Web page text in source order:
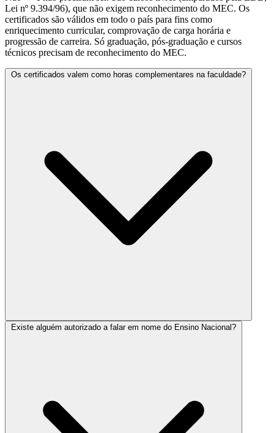
Lei nº 9.394/96), que não exigem reconhecimento do MEC. Os
certificados são válidos em todo o país para fins como
enriquecimento curricular, comprovação de carga horária e
progressão de carreira. Só graduação, pós-graduação e cursos
técnicos precisam de reconhecimento do MEC.